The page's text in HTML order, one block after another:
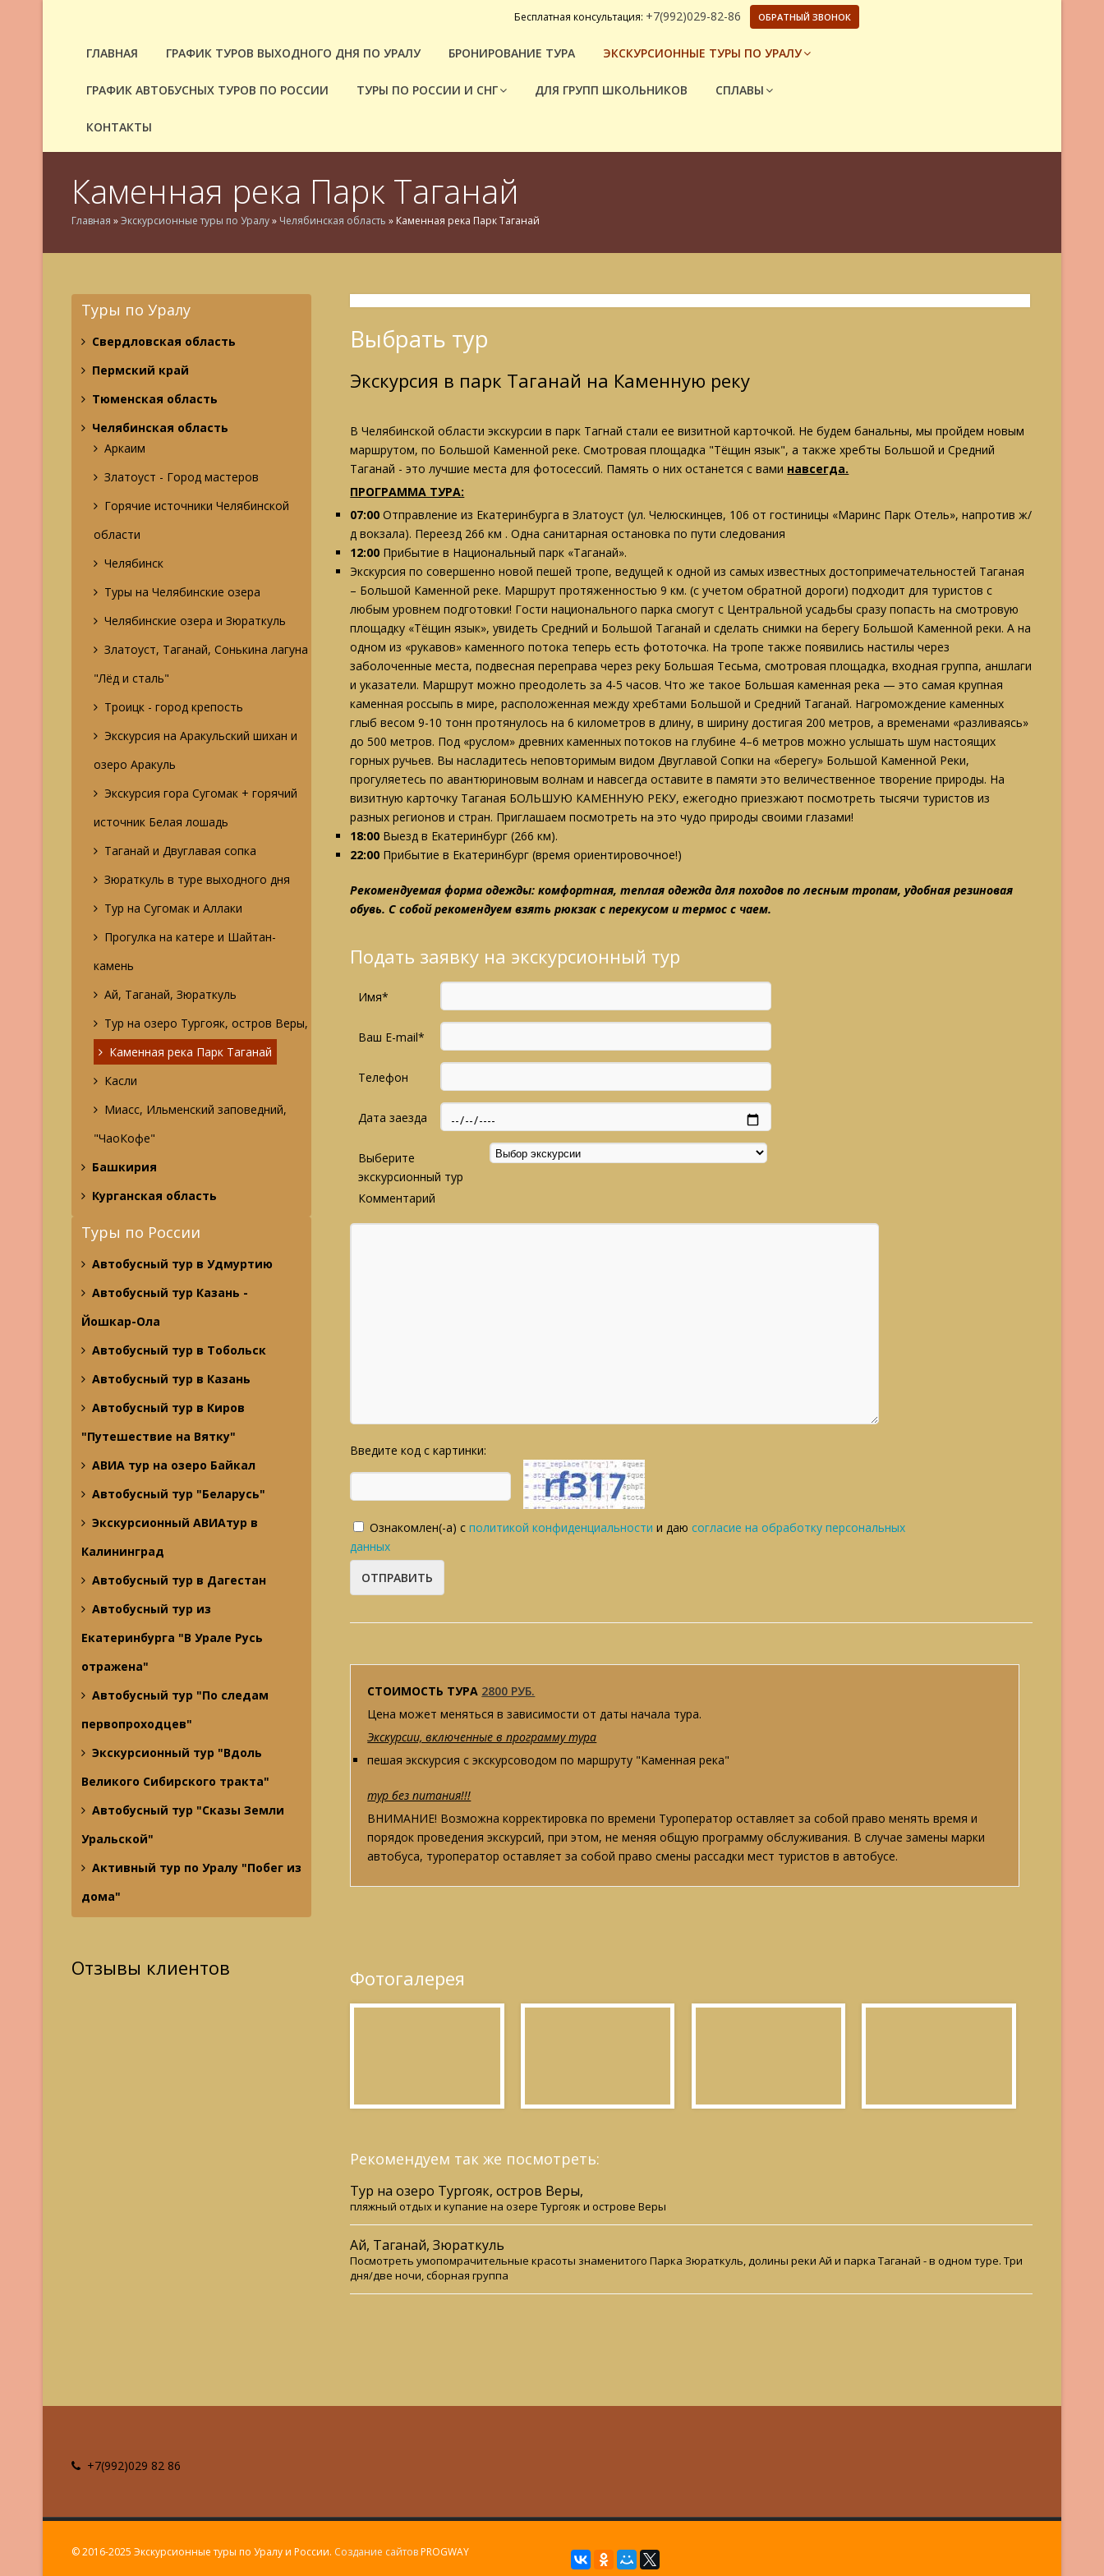
Бесплатная консультация: +7(992)029-82-86 ОБРАТНЫЙ ЗВОНОК
ГЛАВНАЯ ГРАФИК ТУРОВ ВЫХОДНОГО ДНЯ ПО УРАЛУ БРОНИРОВАНИЕ ТУРА ЭКСКУРСИОННЫЕ ТУРЫ ПО УРАЛУ
ГРАФИК АВТОБУСНЫХ ТУРОВ ПО РОССИИ ТУРЫ ПО РОССИИ И СНГ ДЛЯ ГРУПП ШКОЛЬНИКОВ СПЛАВЫ
КОНТАКТЫ
Каменная река Парк Таганай
Главная »Экскурсионные туры по Уралу» Челябинская область » Каменная река Парк Таганай
Туры по Уралу
Свердловская область
Пермский край
Тюменская область
Челябинская область
Аркаим
Златоуст - Город мастеров
Горячие источники Челябинской
области
Челябинск
Туры на Челябинские озера
Челябинские озера и Зюраткуль
Златоуст, Таганай, Сонькина лагуна
"Лёд и сталь"
Троицк - город крепость
Экскурсия на Аракульский шихан и
озеро Аракуль
Экскурсия гора Сугомак + горячий
источник Белая лошадь
Таганай и Двуглавая сопка
Зюраткуль в туре выходного дня
Тур на Сугомак и Аллаки
Прогулка на катере и Шайтан-
камень
Ай, Таганай, Зюраткуль
Тур на озеро Тургояк, остров Веры,
Каменная река Парк Таганай
Касли
Миасс, Ильменский заповедний,
"ЧаоКофе"
Башкирия
Курганская область
Туры по России
Автобусный тур в Удмуртию
Автобусный тур Казань -
Йошкар-Ола
Автобусный тур в Тобольск
Автобусный тур в Казань
Автобусный тур в Киров
"Путешествие на Вятку"
АВИА тур на озеро Байкал
Автобусный тур "Беларусь"
Экскурсионный АВИАтур в
Калининград
Автобусный тур в Дагестан
Автобусный тур из
Екатеринбурга "В Урале Русь
отражена"
Автобусный тур "По следам
первопроходцев"
Экскурсионный тур "Вдоль
Великого Сибирского тракта"
Автобусный тур "Сказы Земли
Уральской"
Активный тур по Уралу "Побег из
дома"
Отзывы клиентов
Выбрать тур
Экскурсия в парк Таганай на Каменную реку
В Челябинской области экскурсии в парк Тагнай стали ее визитной карточкой. Не будем банальны, мы пройдем новым
маршрутом, по Большой Каменной реке. Смотровая площадка "Тёщин язык", а также хребты Большой и Средний
Таганай - это лучшие места для фотосессий. Память о них останется с вами навсегда.
ПРОГРАММА ТУРА:
07:00 Отправление из Екатеринбурга в Златоуст (ул. Челюскинцев, 106 от гостиницы «Маринс Парк Отель», напротив ж/
д вокзала). Переезд 266 км . Одна санитарная остановка по пути следования
12:00 Прибытие в Национальный парк «Таганай».
Экскурсия по совершенно новой пешей тропе, ведущей к одной из самых известных достопримечательностей Таганая
– Большой Каменной реке. Маршрут протяженностью 9 км. (с учетом обратной дороги) подходит для туристов с
любым уровнем подготовки! Гости национального парка смогут с Центральной усадьбы сразу попасть на смотровую
площадку «Тёщин язык», увидеть Средний и Большой Таганай и сделать снимки на берегу Большой Каменной реки. А на
одном из «рукавов» каменного потока теперь есть фототочка. На тропе также появились настилы через
заболоченные места, подвесная переправа через реку Большая Тесьма, смотровая площадка, входная группа, аншлаги
и указатели. Маршрут можно преодолеть за 4-5 часов. Что же такое Большая каменная река — это самая крупная
каменная россыпь в мире, расположенная между хребтами Большой и Средний Таганай. Нагромождение каменных
глыб весом 9-10 тонн протянулось на 6 километров в длину, в ширину достигая 200 метров, а временами «разливаясь»
до 500 метров. Под «руслом» древних каменных потоков на глубине 4–6 метров можно услышать шум настоящих
горных ручьев. Вы насладитесь неповторимым видом Двуглавой Сопки на «берегу» Большой Каменной Реки,
прогуляетесь по авантюриновым волнам и навсегда оставите в памяти это величественное творение природы. На
визитную карточку Таганая БОЛЬШУЮ КАМЕННУЮ РЕКУ, ежегодно приезжают посмотреть тысячи туристов из
разных регионов и стран. Приглашаем посмотреть на это чудо природы своими глазами!
18:00 Выезд в Екатеринбург (266 км).
22:00 Прибытие в Екатеринбург (время ориентировочное!)
Рекомендуемая форма одежды: комфортная, теплая одежда для походов по лесным тропам, удобная резиновая
обувь. С собой рекомендуем взять рюкзак с перекусом и термос с чаем.
Подать заявку на экскурсионный тур
Имя*
Ваш E-mail*
Телефон
Дата заезда
Выберите
экскурсионный тур
Комментарий
Введите код с картинки:
Ознакомлен(-а) сполитикой конфиденциальности и даюсогласие на обработку персональных
данных
СТОИМОСТЬ ТУРА 2800 РУБ.
Цена может меняться в зависимости от даты начала тура.
Экскурсии, включенные в программу тура
пешая экскурсия с экскурсоводом по маршруту "Каменная река"
тур без питания!!!
ВНИМАНИЕ! Возможна корректировка по времени Туроператор оставляет за собой право менять время и
порядок проведения экскурсий, при этом, не меняя общую программу обслуживания. В случае замены марки
автобуса, туроператор оставляет за собой право смены рассадки мест туристов в автобусе.
Фотогалерея
Рекомендуем так же посмотреть:
Тур на озеро Тургояк, остров Веры,
пляжный отдых и купание на озере Тургояк и острове Веры
Ай, Таганай, Зюраткуль
Посмотреть умопомрачительные красоты знаменитого Парка Зюраткуль, долины реки Ай и парка Таганай - в одном туре. Три
дня/две ночи, сборная группа
+7(992)029 82 86
© 2016-2025 Экскурсионные туры по Уралу и России. Создание сайтовPROGWAY